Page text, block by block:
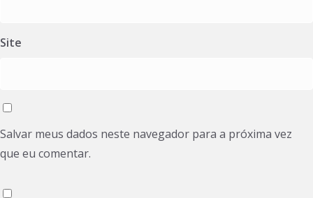
Site
Salvar meus dados neste navegador para a próxima vez
que eu comentar.